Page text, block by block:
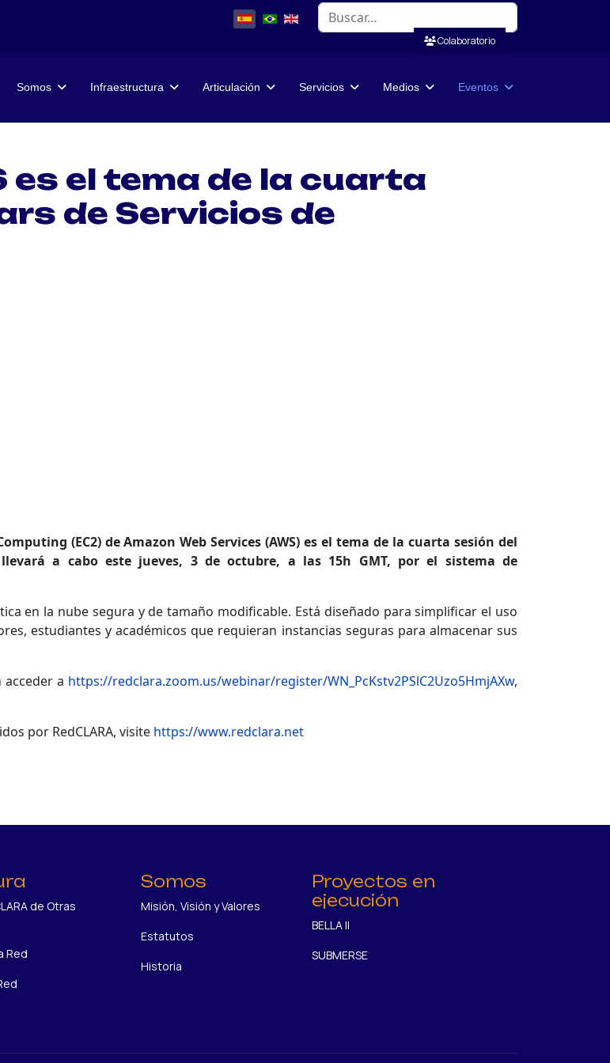
Buscar
Colaboratorio
Somos Infraestructura Articulación Servicios Medios Eventos
es el tema de la cuarta
de Servicios de
(EC2) de Amazon Web Services (AWS) es el tema de la cuarta sesión del
llevará a cabo este jueves, 3 de octubre, a las 15h GMT, por el sistema de
en la nube segura y de tamaño modificable. Está diseñado para simplificar el uso
estudiantes y académicos que requieran instancias seguras para almacenar sus
acceder a https://redclara.zoom.us/webinar/register/WN_PcKstv2PSlC2Uzo5HmjAXw,
por RedCLARA, visite https://www.redclara.net
de Otras
Red
Somos
Misión, Visión y Valores
Estatutos
Historia
Proyectos en
ejecución
BELLA II
SUBMERSE